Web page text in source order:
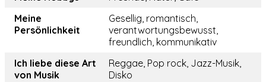
Meine
Persönlichkeit
Gesellig, romantisch,
verantwortungsbewusst,
freundlich, kommunikativ
Ich liebe diese Art
von Musik
Reggae, Pop rock, Jazz-Musik,
Disko